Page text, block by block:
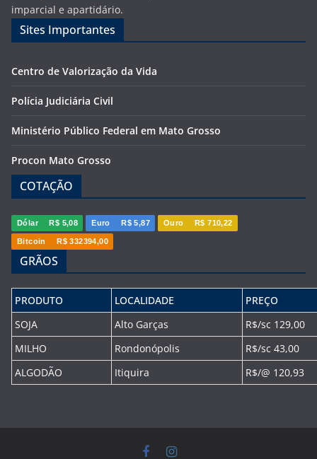
imparcial e apartidário.
Sites Importantes
Centro de Valorização da Vida
Polícia Judiciária Civil
Ministério Público Federal em Mato Grosso
Procon Mato Grosso
COTAÇÃO
Dólar R$ 5,08 Euro R$ 5,87 Ouro R$ 710,22
Bitcoin R$ 332394,00
GRÃOS
PRODUTO LOCALIDADE
PREÇO
SOJA
Alto Garças
R$/sc 129,00
MILHO
Rondonópolis
R$/sc 43,00
ALGODÃO
Itiquira R$/@ 120,93